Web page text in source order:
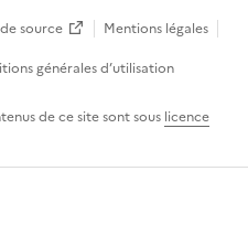
source
Mentions légales
générales d’utilisation
de ce site sont sous licence